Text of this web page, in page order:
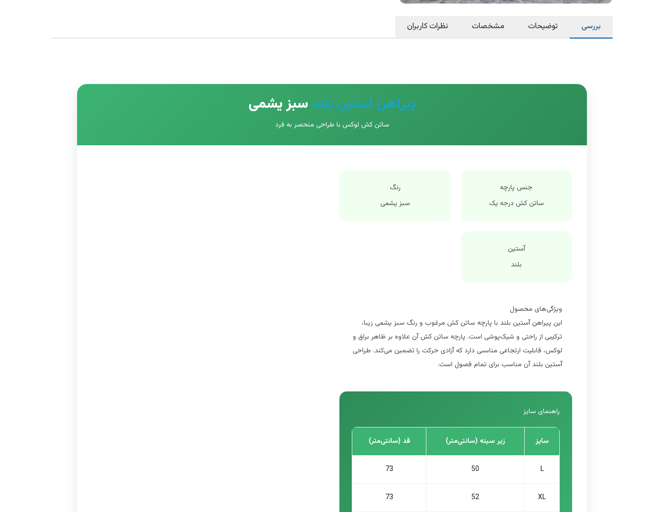
بررسی توضیحات مشخصات نظرات کاربران
پیراهن آستین بلند سبز یشمی
ساتن کش لوکس با طراحی منحصر به فرد
جنس پارچه
ساتن کش درجه یک
رنگ
سبز یشمی
آستین
بلند
ویژگی‌های محصول
این پیراهن آستین بلند با پارچه ساتن کش مرغوب و رنگ سبز یشمی زیبا،
ترکیبی از راحتی و شیک‌پوشی است. پارچه ساتن کش آن علاوه بر ظاهر براق و
لوکس، قابلیت ارتجاعی مناسبی دارد که آزادی حرکت را تضمین می‌کند. طراحی
آستین بلند آن مناسب برای تمام فصول است.
راهنمای سایز
سایز زیر سینه (سانتی‌متر) قد (سانتی‌متر)
L
50
73
XL
52
73